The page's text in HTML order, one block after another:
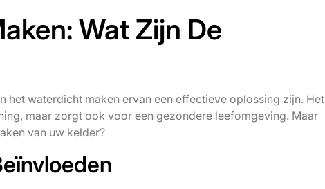
Wat Zijn De
het waterdicht maken ervan een effectieve oplossing zijn. Het
maar zorgt ook voor een gezondere leefomgeving. Maar
van uw kelder?